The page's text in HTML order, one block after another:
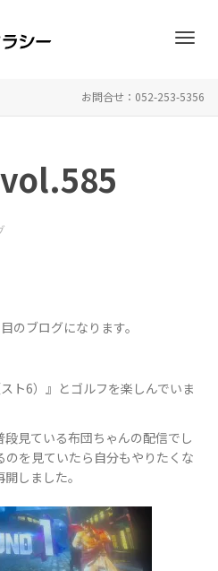
シ
ョ
お問合せ：052-253-5356
のブログになります。
ト6）』とゴルフを楽しんでいま
見ている布団ちゃんの配信でし
を見ていたら自分もやりたくな
しました。